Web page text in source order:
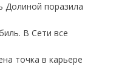
Долиной поразила
В Сети все
точка в карьере